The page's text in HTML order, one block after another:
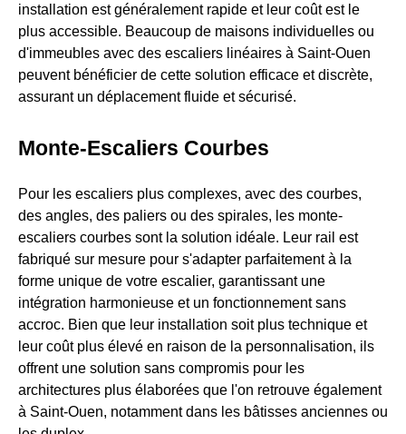
installation est généralement rapide et leur coût est le
plus accessible. Beaucoup de maisons individuelles ou
d'immeubles avec des escaliers linéaires à Saint-Ouen
peuvent bénéficier de cette solution efficace et discrète,
assurant un déplacement fluide et sécurisé.
Monte-Escaliers Courbes
Pour les escaliers plus complexes, avec des courbes,
des angles, des paliers ou des spirales, les monte-
escaliers courbes sont la solution idéale. Leur rail est
fabriqué sur mesure pour s'adapter parfaitement à la
forme unique de votre escalier, garantissant une
intégration harmonieuse et un fonctionnement sans
accroc. Bien que leur installation soit plus technique et
leur coût plus élevé en raison de la personnalisation, ils
offrent une solution sans compromis pour les
architectures plus élaborées que l'on retrouve également
à Saint-Ouen, notamment dans les bâtisses anciennes ou